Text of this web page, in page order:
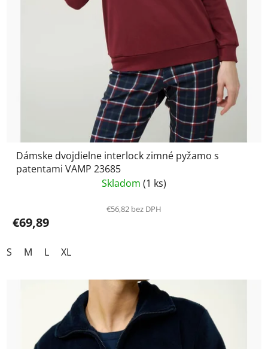
Dámske dvojdielne interlock zimné pyžamo s
patentami VAMP 23685
Skladom (1 ks)
€56,82 bez DPH
€69,89
S M L XL